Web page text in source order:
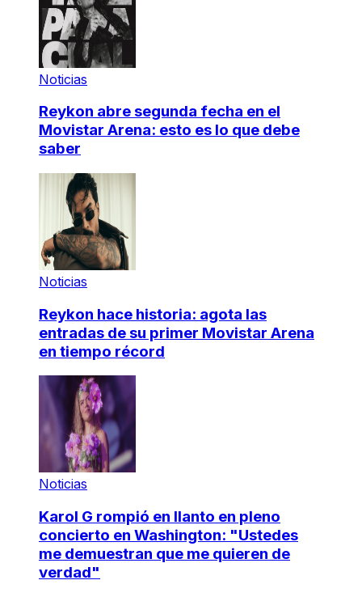
Noticias
Reykon abre segunda fecha en el
Movistar Arena: esto es lo que debe
saber
Noticias
Reykon hace historia: agota las
entradas de su primer Movistar Arena
en tiempo récord
Noticias
Karol G rompió en llanto en pleno
concierto en Washington: "Ustedes
me demuestran que me quieren de
verdad"